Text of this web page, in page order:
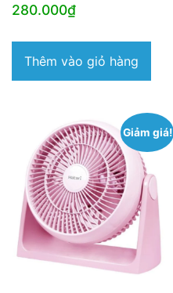
280.000₫
Thêm vào giỏ hàng
Giảm giá!